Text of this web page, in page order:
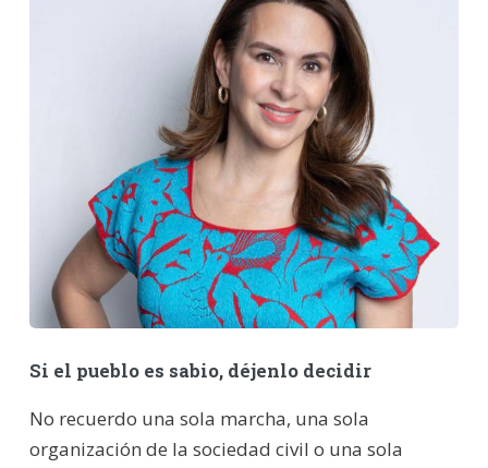
Si el pueblo es sabio, déjenlo decidir
No recuerdo una sola marcha, una sola
organización de la sociedad civil o una sola